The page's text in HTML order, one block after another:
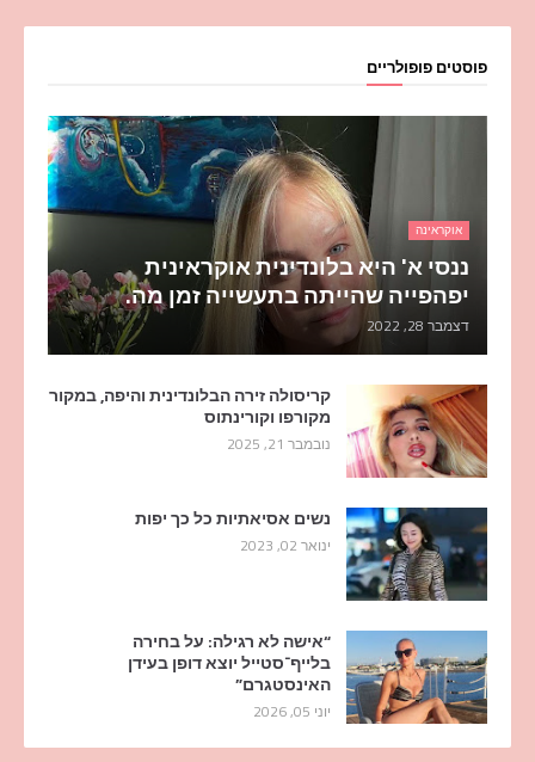
פוסטים פופולריים
אוקראינה
ננסי א' היא בלונדינית אוקראינית
יפהפייה שהייתה בתעשייה זמן מה.
דצמבר 28, 2022
קריסולה זירה הבלונדינית והיפה, במקור
מקורפו וקורינתוס
נובמבר 21, 2025
נשים אסיאתיות כל כך יפות
ינואר 02, 2023
“אישה לא רגילה: על בחירה
בלייף־סטייל יוצא דופן בעידן
האינסטגרם”
יוני 05, 2026